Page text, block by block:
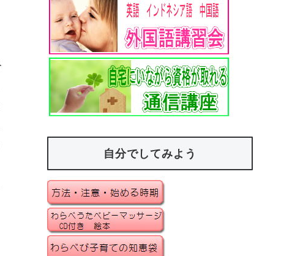
自分でしてみよう